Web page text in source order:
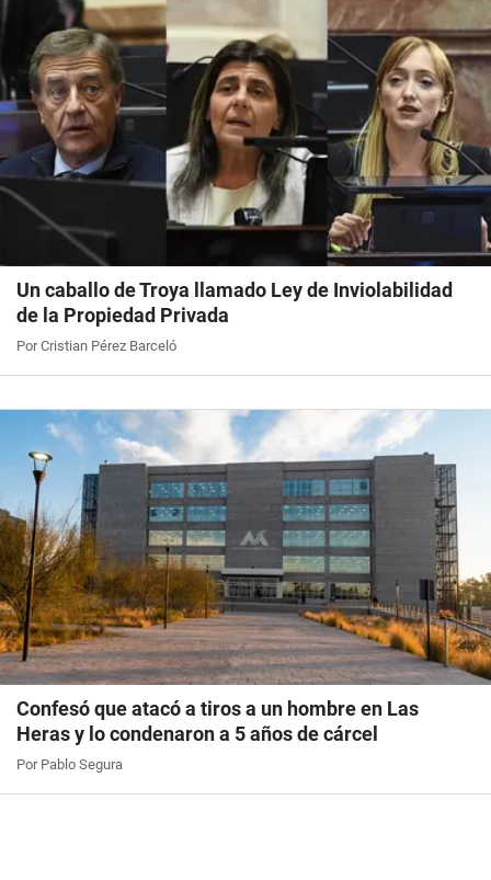
Un caballo de Troya llamado Ley de Inviolabilidad
de la Propiedad Privada
Por Cristian Pérez Barceló
Confesó que atacó a tiros a un hombre en Las
Heras y lo condenaron a 5 años de cárcel
Por Pablo Segura